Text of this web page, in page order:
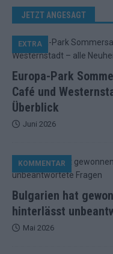
JETZT ANGESAGT
Europa-Park
Café und
Überblick
EXTRA
Juni 2026
Bulgarien hat
hinterlässt
KOMMENTAR
Mai 2026